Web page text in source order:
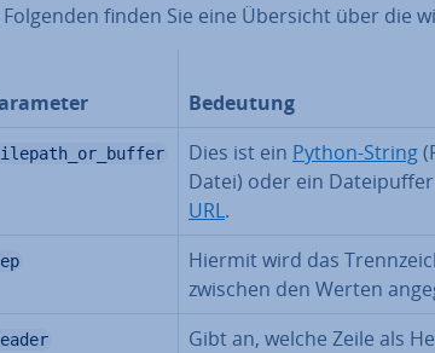
Folgenden finden Sie eine Übersicht über die
Bedeutung
Dies ist ein Python-String
Datei) oder ein
URL.
Hiermit wird das
zwischen den Werten
Gibt an, welche Zeile als